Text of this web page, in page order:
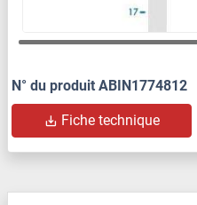
N° du produit ABIN1774812
Fiche technique